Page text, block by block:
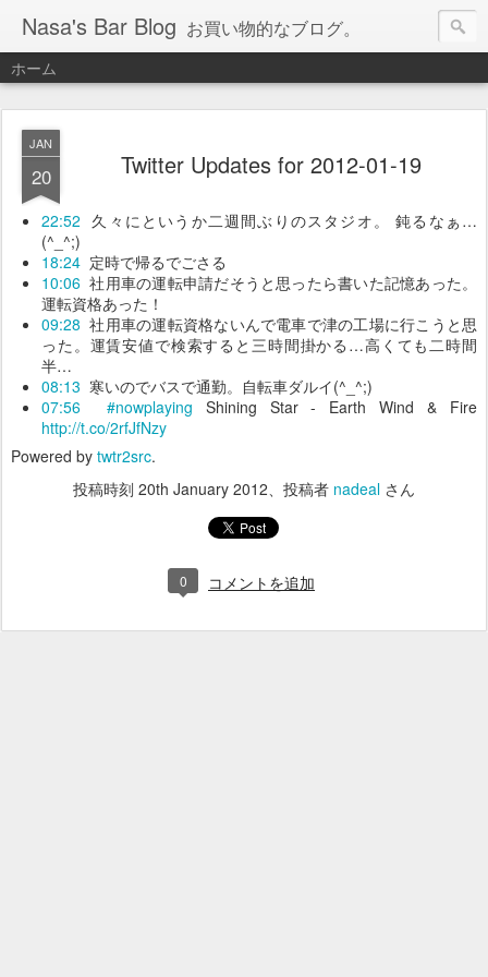
Nasa's Bar Blog お買い物的なブログ。
ホーム
JAN
20 Twitter Updates for 2012-01-19
22:52 久々にというか二週間ぶりのスタジオ。 鈍るなぁ…
(^_^;)
18:24 定時で帰るでごさる
10:06 社用車の運転申請だそうと思ったら書いた記憶あった。
運転資格あった！
09:28 社用車の運転資格ないんで電車で津の工場に行こうと思
った。運賃安値で検索すると三時間掛かる…高くても二時間
半…
08:13 寒いのでバスで通勤。自転車ダルイ(^_^;)
07:56
#nowplaying Shining Star - Earth Wind & Fire
http://t.co/2rfJfNzy
Powered by twtr2src.
投稿時刻 20th January 2012、投稿者 nadeal さん
0 コメントを追加